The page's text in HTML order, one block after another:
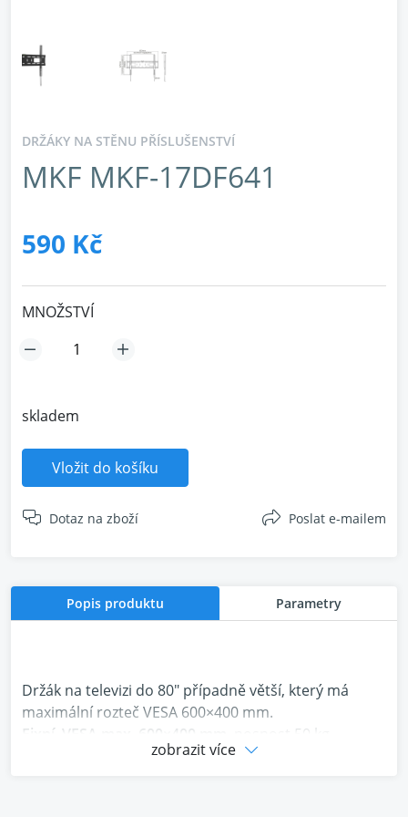
DRŽÁKY NA STĚNU PŘÍSLUŠENSTVÍ
MKF MKF-17DF641
590 Kč
MNOŽSTVÍ
skladem
Vložit do košíku
Dotaz na zboží Poslat e-mailem
Popis produktu Parametry
Držák na televizi do 80" případně větší, který má
maximální rozteč VESA 600×400 mm.
Fixní, VESA max. 600×400 mm
, nosnost 50 kg.
Vzdálenost TV od zdi je 25 mm. V balení jsou všechny
zobrazit více